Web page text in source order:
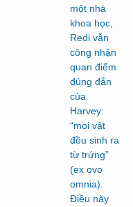
một nhà
khoa học,
Redi vẫn
công nhận
quan điểm
đúng đắn
của
Harvey:
“mọi vật
đều sinh ra
từ trứng”
(ex ovo
omnia).
Điều này